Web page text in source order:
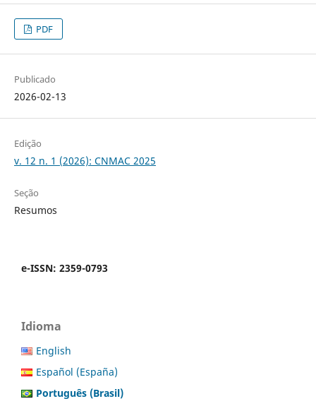
PDF
Publicado
2026-02-13
Edição
v. 12 n. 1 (2026): CNMAC 2025
Seção
Resumos
e-ISSN: 2359-0793
Idioma
English
Español (España)
Português (Brasil)